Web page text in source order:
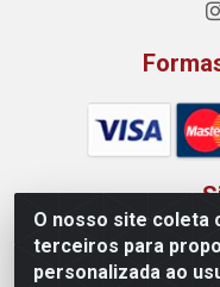
O nosso site coleta
terceiros para
personalizada ao